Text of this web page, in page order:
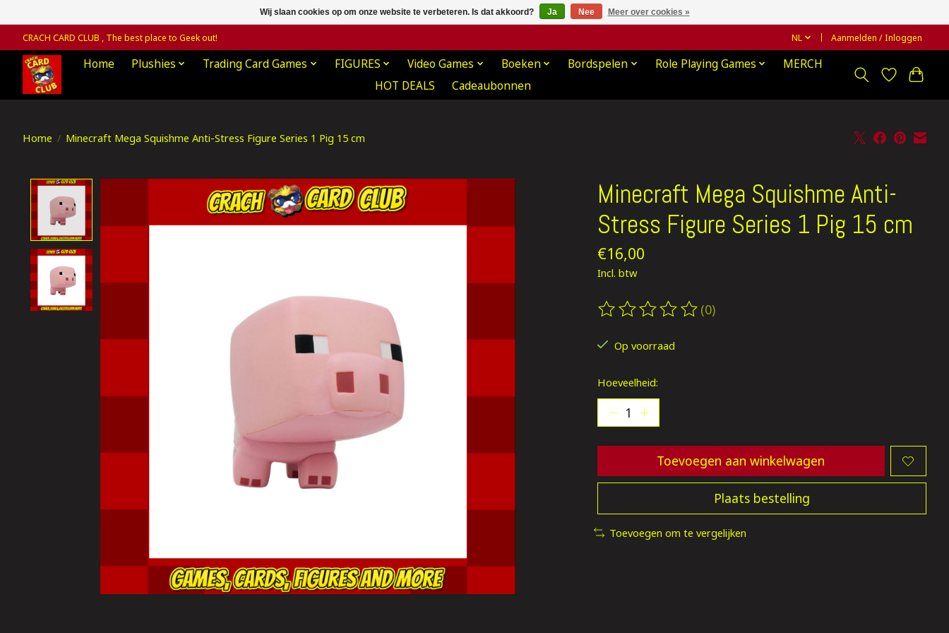
CRACH CARD CLUB , The best place to Geek out! NL Aanmelden / Inloggen
Home Plushies Trading Card Games FIGURES Video Games Boeken Bordspelen Role Playing Games
MERCH
HOT DEALS
Cadeaubonnen
Home / Minecraft Mega Squishme Anti-Stress Figure Series 1 Pig 15 cm
Product image slideshow Items
Minecraft Mega Squishme Anti-
Stress Figure Series 1 Pig 15 cm
€16,00
Incl. btw
De beoordeling van dit product is
(0)
Op voorraad
Hoeveelheid:
Toevoegen aan winkelwagen
Plaats bestelling
Toevoegen om te vergelijken
Wij slaan cookies op om onze website te verbeteren. Is dat akkoord? Ja Nee Meer over cookies »